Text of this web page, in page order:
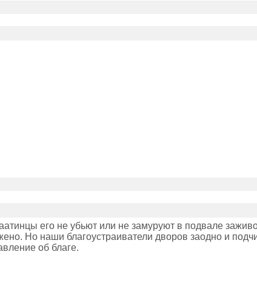
его не убьют или не замуруют в подвале
Но наши благоустраиватели дворов заодно и
об благе.